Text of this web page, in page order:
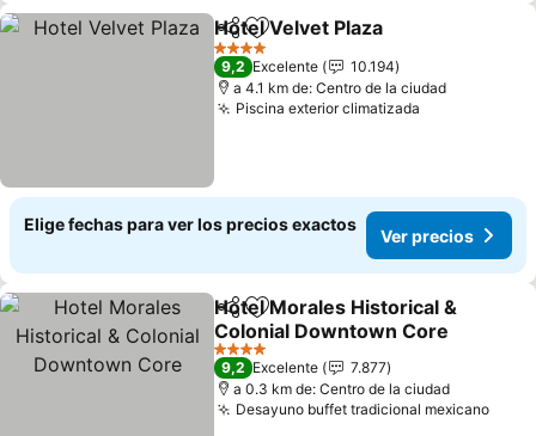
CompartirAgregar a favoritos
Hotel Velvet Plaza
4 Estrellas
9,2 Excelente
10.194
a 4.1 km de: Centro de la ciudad
Piscina exterior climatizada
Elige fechas para ver los precios exactos
Ver precios
CompartirAgregar a favoritos
Hotel Morales Historical &
Colonial Downtown Core
Ver precios
4 Estrellas
9,2 Excelente
7.877
a 0.3 km de: Centro de la ciudad
Desayuno buffet tradicional mexicanoVer